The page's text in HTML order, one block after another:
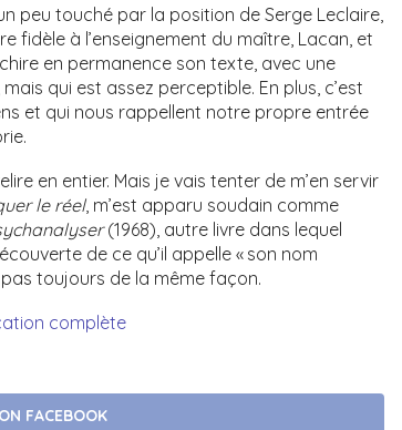
peu touché par la position de Serge Leclaire,
fidèle à l’enseignement du maître, Lacan, et
en permanence son texte, avec une
qui est assez perceptible. En plus, c’est
et qui nous rappellent notre propre entrée
en entier. Mais je vais tenter de m’en servir
le réel, m’est apparu soudain comme
(1968), autre livre dans lequel
de ce qu’il appelle « son nom
pas toujours de la même façon.
complète
FACEBOOK